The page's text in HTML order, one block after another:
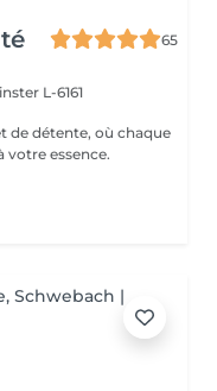
65
L-6161
de détente, où chaque
votre essence.